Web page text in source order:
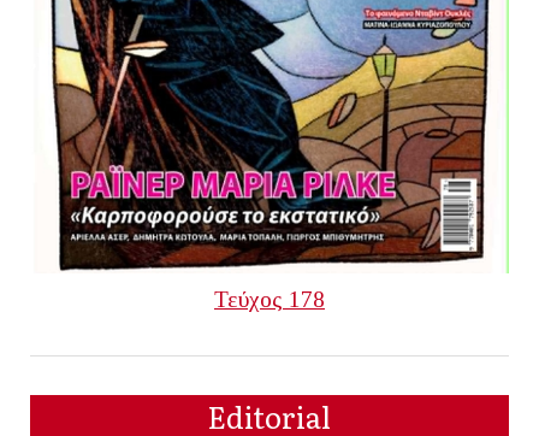
Τεύχος 178
Editorial